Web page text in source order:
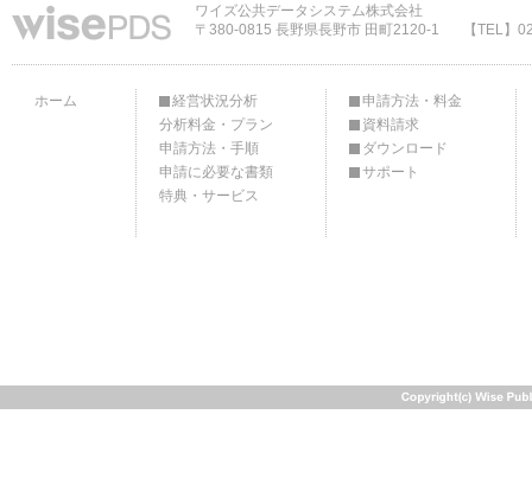
ワイズ公共データシステム株式会社
〒380-0815 長野県長野市 田町2120-1
【TEL】
ホーム
経営状況分析
分析料金・プラン
申請方法・手順
申請に必要な書類
特典・サービス
申請方法・料金
資料請求
ダウンロード
サポート